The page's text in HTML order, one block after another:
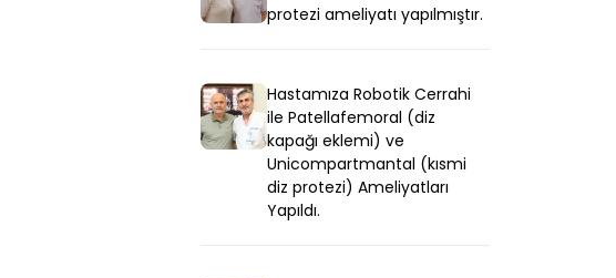
protezi ameliyatı yapılmıştır.
Hastamıza Robotik Cerrahi
ile Patellafemoral (diz
kapağı eklemi) ve
Unicompartmantal (kısmi
diz protezi) Ameliyatları
Yapıldı.